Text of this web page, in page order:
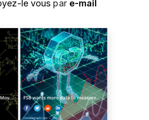
le vous par e-mail